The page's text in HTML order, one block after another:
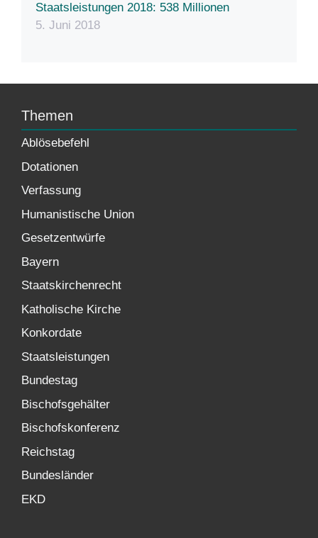
Staatsleistungen 2018: 538 Millionen
5. Juni 2018
Themen
Ablösebefehl
Dotationen
Verfassung
Humanistische Union
Gesetzentwürfe
Bayern
Staatskirchenrecht
Katholische Kirche
Konkordate
Staatsleistungen
Bundestag
Bischofsgehälter
Bischofskonferenz
Reichstag
Bundesländer
EKD